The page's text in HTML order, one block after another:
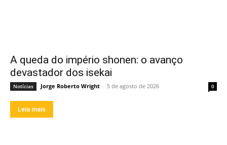
A queda do império shonen: o avanço
devastador dos isekai
Notícias Jorge Roberto Wright - 5 de agosto de 2026 0
Leia mais